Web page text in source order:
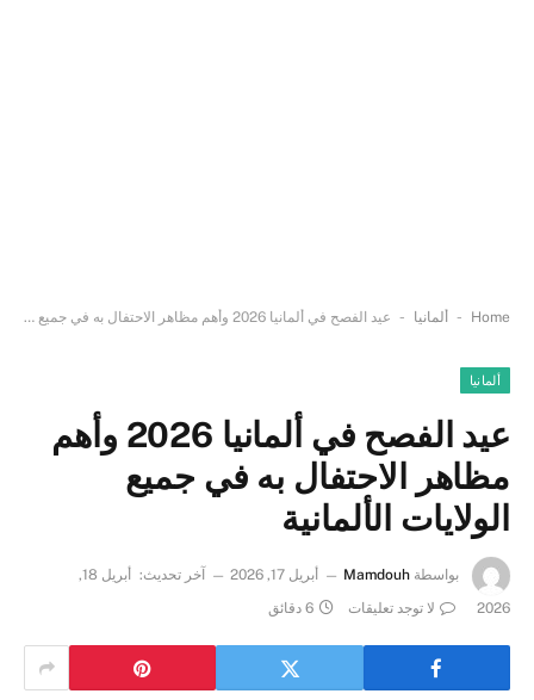
Home
- ألمانيا - عيد الفصح في ألمانيا 2026 وأهم مظاهر الاحتفال به في جميع الولايات الألمانية
ألمانيا
عيد الفصح في ألمانيا 2026 وأهم
مظاهر الاحتفال به في جميع
الولايات الألمانية
بواسطة Mamdouh أبريل 17, 2026 آخر تحديث:
أبريل 18,
2026
لا توجد تعليقات 6 دقائق